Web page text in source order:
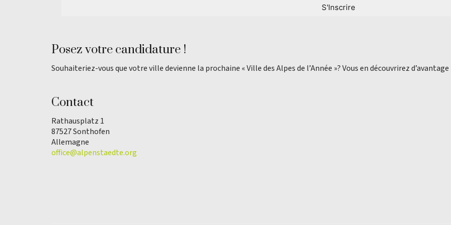
Posez votre candidature !
Souhaiteriez-vous que votre ville devienne la prochaine « Ville des Alpes de l’Année »? Vous en découvrirez d’avantage
Contact
Rathausplatz 1
87527 Sonthofen
Allemagne
office@alpenstaedte.org